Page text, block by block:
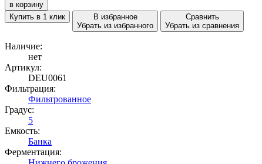
в корзину
Купить в 1 клик
В избранное
Убрать из избранного
Сравнить
Убрать из сравнения
Наличие:
нет
Артикул:
DEU0061
Фильтрация:
Фильтрованное
Градус:
5
Емкость:
Банка
Ферментация: